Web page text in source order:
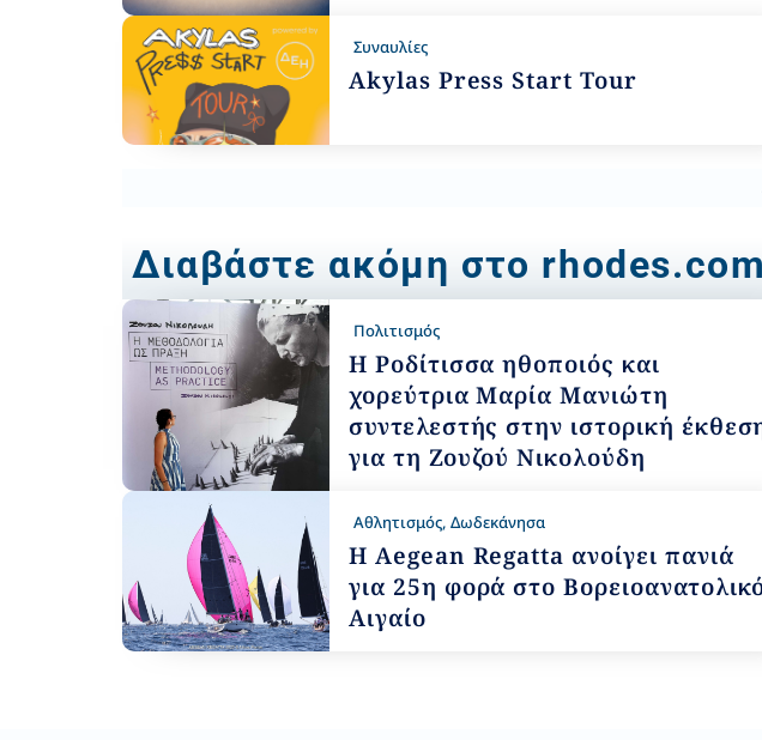
Συναυλίες
Akylas Press Start Tour
Διαβάστε ακόμη στο
Πολιτισμός
Η Ροδίτισσα ηθοποιός και
χορεύτρια Μαρία Μανιώτη
συντελεστής στην ιστορική
για τη Ζουζού Νικολούδη
Αθλητισμός, Δωδεκάνησα
Η Aegean Regatta ανοίγει πανιά
για 25η φορά στο
Αιγαίο